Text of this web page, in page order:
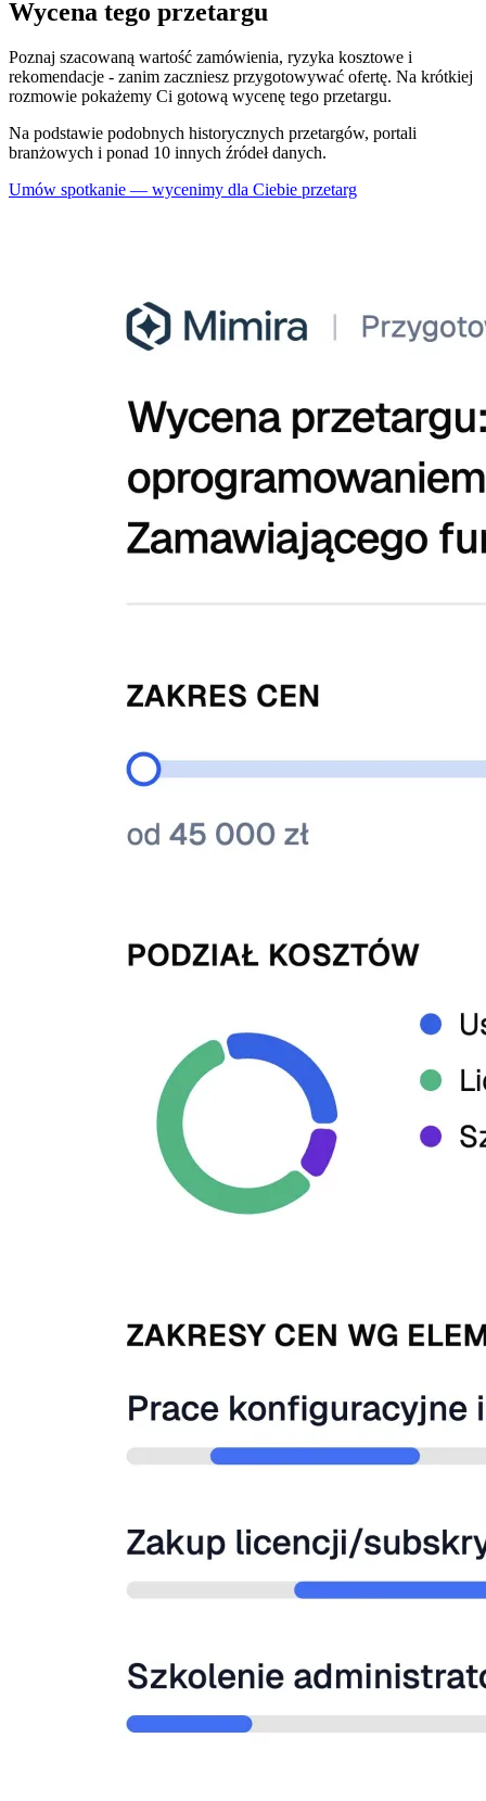
Wycena tego przetargu
Poznaj szacowaną wartość zamówienia, ryzyka kosztowe i
rekomendacje - zanim zaczniesz przygotowywać ofertę. Na krótkiej
rozmowie pokażemy Ci gotową wycenę tego przetargu.
Na podstawie podobnych historycznych przetargów, portali
branżowych i ponad 10 innych źródeł danych.
Umów spotkanie — wycenimy dla Ciebie przetarg